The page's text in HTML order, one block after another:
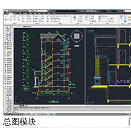
总图模块 门窗系